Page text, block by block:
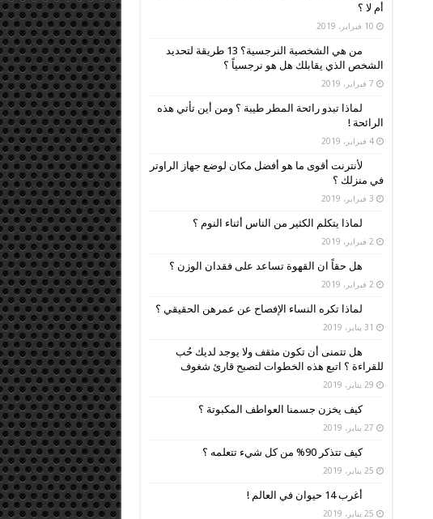
أم لا ؟
10 فبراير، 2019
من هي الشخصية النرجسية؟ 13 طريقة لتحديد
الشخص الذي يقابلك هل هو نرجسياً ؟
7 فبراير، 2019
لماذا تبدو رائحة المطر طيبة ؟ ومن أين تأتي هذه
الرائحة !
4 فبراير، 2019
لأنترنت أقوى ما هو أفضل مكان لوضع جهاز الراوتر
في منزلك ؟
3 فبراير، 2019
لماذا يتكلم الكثير من الناس أثناء النوم ؟
2 فبراير، 2019
هل حقاً ان القهوة تساعد على فقدان الوزن ؟
2 فبراير، 2019
لماذا تكره النساء الإفصاح عن عمرهن الحقيقي ؟
31 يناير، 2019
هل تتمنى أن تكون مثقف ولا يوجد لديك حُب
للقراءة ؟ اتبع هذه الخطوات لتصبح قارئ شغوف
29 يناير، 2019
كيف يخزن جسمنا العواطف المكبوتة ؟
27 يناير، 2019
كيف تتذكر 90% من كل شيء تتعلمه ؟
25 يناير، 2019
أغرب 14 حيوان في العالم !
25 يناير، 2019